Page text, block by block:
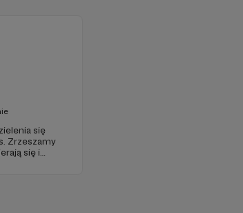
się
Zrzeszamy
się i